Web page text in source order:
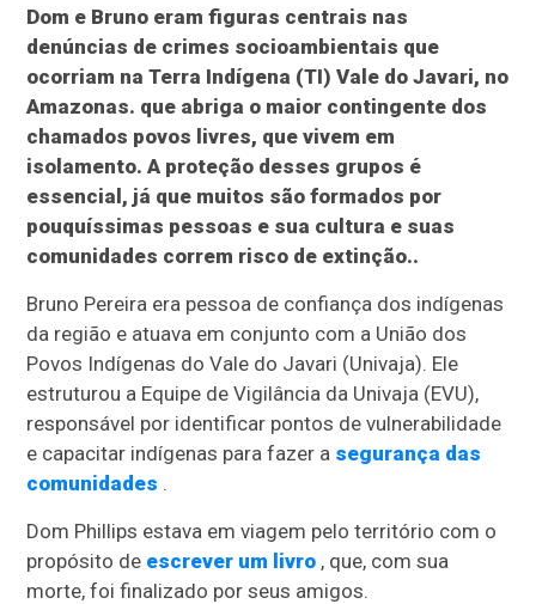
Dom e Bruno eram figuras centrais nas
denúncias de crimes socioambientais que
ocorriam na Terra Indígena (TI) Vale do Javari, no
Amazonas. que abriga o maior contingente dos
chamados povos livres, que vivem em
isolamento. A proteção desses grupos é
essencial, já que muitos são formados por
pouquíssimas pessoas e sua cultura e suas
comunidades correm risco de extinção..
Bruno Pereira era pessoa de confiança dos indígenas
da região e atuava em conjunto com a União dos
Povos Indígenas do Vale do Javari (Univaja). Ele
estruturou a Equipe de Vigilância da Univaja (EVU),
responsável por identificar pontos de vulnerabilidade
e capacitar indígenas para fazer a segurança das
comunidades .
Dom Phillips estava em viagem pelo território com o
propósito de escrever um livro , que, com sua
morte, foi finalizado por seus amigos.